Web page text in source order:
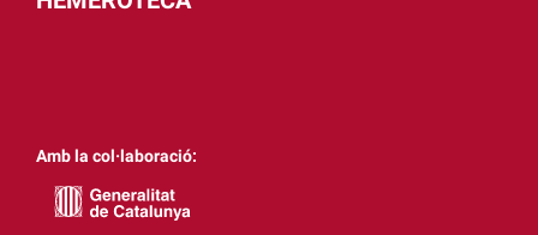
Amb la col·laboració: